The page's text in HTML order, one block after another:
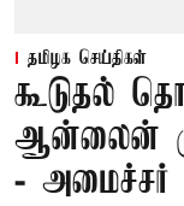
தமிழக செய்திகள்
கூடுதல்
ஆன்லைன்
- அமைச்சர்